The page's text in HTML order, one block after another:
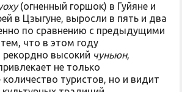
(огненный горшок) в Гуйяне и
в Цзыгуне, выросли в пять и два
по сравнению с предыдущими
что в этом году
рекордно высокий чуньюн,
не только
количество туристов, но и видит